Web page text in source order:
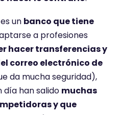
un banco que tiene
a profesiones
hacer transferencias y
correo electrónico de
da mucha seguridad),
día han salido muchas
y que